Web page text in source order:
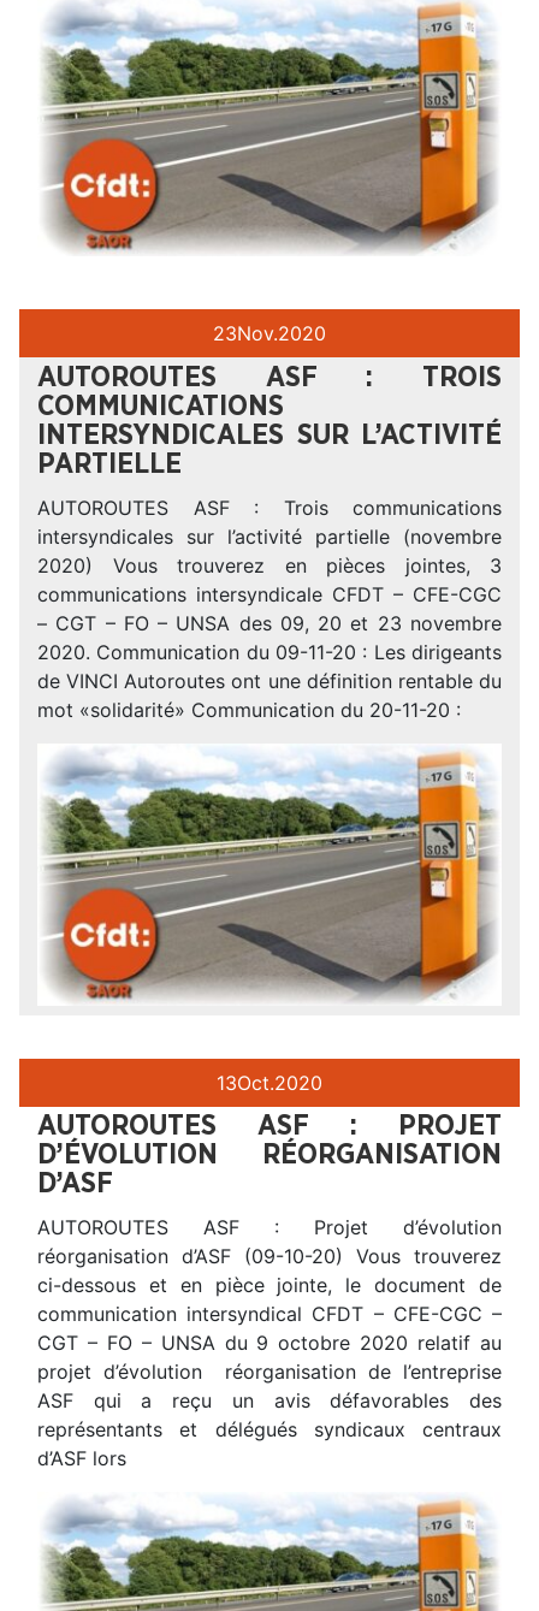
23Nov.2020
AUTOROUTES ASF : TROIS
COMMUNICATIONS
INTERSYNDICALES SUR L’ACTIVITÉ
PARTIELLE
AUTOROUTES ASF : Trois communications
intersyndicales sur l’activité partielle (novembre
2020) Vous trouverez en pièces jointes, 3
communications intersyndicale CFDT – CFE-CGC
– CGT – FO – UNSA des 09, 20 et 23 novembre
2020. Communication du 09-11-20 : Les dirigeants
de VINCI Autoroutes ont une définition rentable du
mot «solidarité» Communication du 20-11-20 :
13Oct.2020
AUTOROUTES ASF : PROJET
D’ÉVOLUTION RÉORGANISATION
D’ASF
AUTOROUTES ASF : Projet d’évolution
réorganisation d’ASF (09-10-20) Vous trouverez
ci-dessous et en pièce jointe, le document de
communication intersyndical CFDT – CFE-CGC –
CGT – FO – UNSA du 9 octobre 2020 relatif au
projet d’évolution réorganisation de l’entreprise
ASF qui a reçu un avis défavorables des
représentants et délégués syndicaux centraux
d’ASF lors